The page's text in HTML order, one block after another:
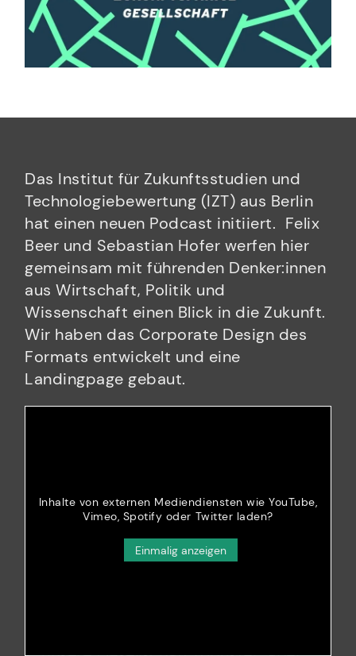
Das Institut für Zukunftsstudien und
Technologiebewertung (IZT) aus Berlin
hat einen neuen Podcast initiiert. Felix
Beer und Sebastian Hofer werfen hier
gemeinsam mit führenden Denker:innen
aus Wirtschaft, Politik und
Wissenschaft einen Blick in die Zukunft.
Wir haben das Corporate Design des
Formats entwickelt und eine
Landingpage gebaut.
Inhalte von externen Mediendiensten wie YouTube,
Vimeo, Spotify oder Twitter laden?
Einmalig anzeigen